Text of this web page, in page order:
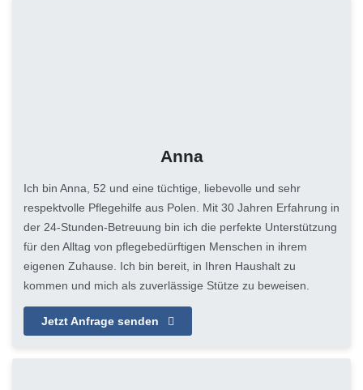
Anna
Ich bin Anna, 52 und eine tüchtige, liebevolle und sehr
respektvolle Pflegehilfe aus Polen. Mit 30 Jahren Erfahrung in
der 24-Stunden-Betreuung bin ich die perfekte Unterstützung
für den Alltag von pflegebedürftigen Menschen in ihrem
eigenen Zuhause. Ich bin bereit, in Ihren Haushalt zu
kommen und mich als zuverlässige Stütze zu beweisen.
Jetzt Anfrage senden